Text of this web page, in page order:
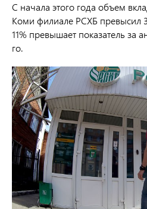
С начала этого года объем
Коми филиале РСХБ превысил
11% превышает показатель за
го.